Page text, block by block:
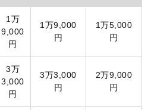
1万
9,000
円
1万9,000
円
1万5,000
円
3万
3,000
円
3万3,000
円
2万9,000
円